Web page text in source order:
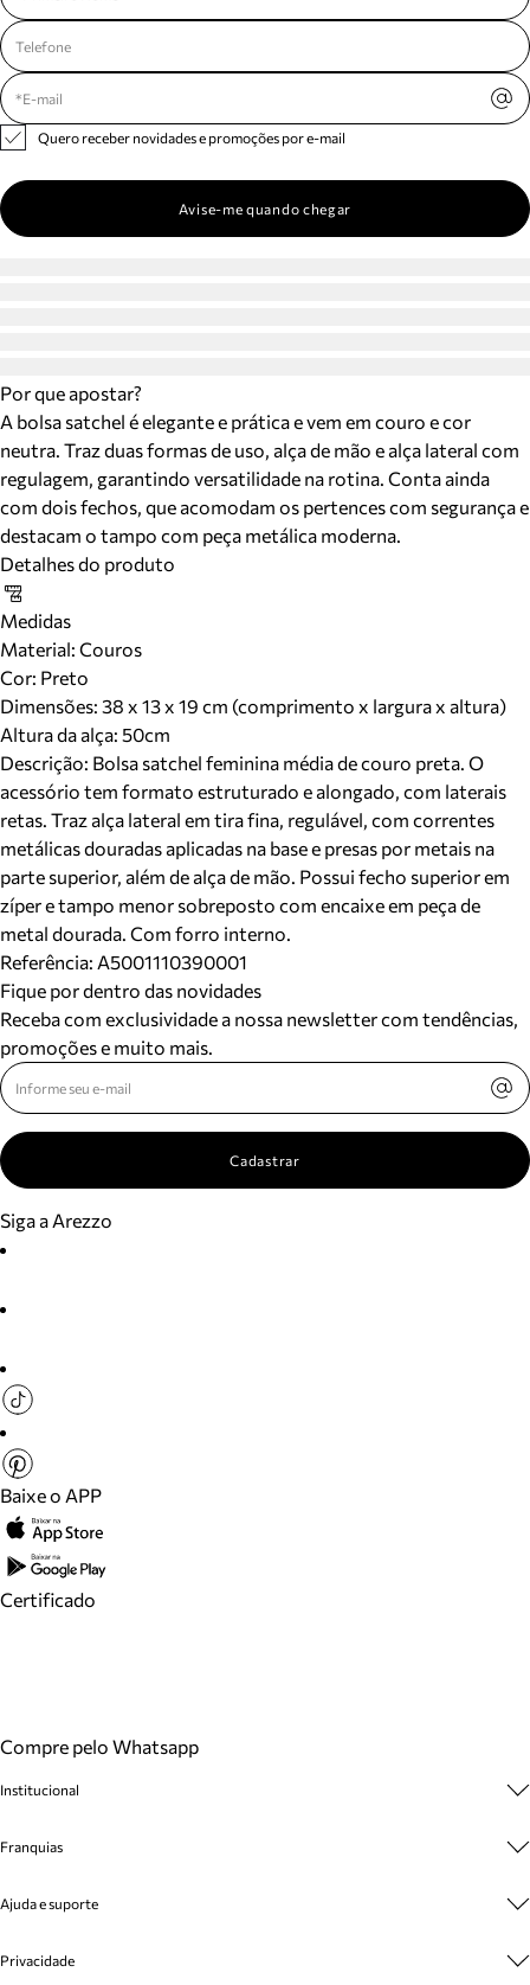
Quero receber novidades e promoções por e-mail
Avise-me quando chegar
Por que apostar?
A bolsa satchel é elegante e prática e vem em couro e cor
neutra. Traz duas formas de uso, alça de mão e alça lateral com
regulagem, garantindo versatilidade na rotina. Conta ainda
com dois fechos, que acomodam os pertences com segurança e
destacam o tampo com peça metálica moderna.
Detalhes do produto
Medidas
Material: Couros
Cor: Preto
Dimensões: 38 x 13 x 19 cm (comprimento x largura x altura)
Altura da alça: 50cm
Descrição: Bolsa satchel feminina média de couro preta. O
acessório tem formato estruturado e alongado, com laterais
retas. Traz alça lateral em tira fina, regulável, com correntes
metálicas douradas aplicadas na base e presas por metais na
parte superior, além de alça de mão. Possui fecho superior em
zíper e tampo menor sobreposto com encaixe em peça de
metal dourada. Com forro interno.
Referência: A5001110390001
Fique por dentro das novidades
Receba com exclusividade a nossa newsletter com tendências,
promoções e muito mais.
Cadastrar
Siga a Arezzo
Baixe o APP
Certificado
Compre pelo Whatsapp
Institucional
Cashback
Venda Corporativa
Mapa do Site
Franquias
Plano de Negócio
Ajuda e suporte
Cadastro
Privacidade